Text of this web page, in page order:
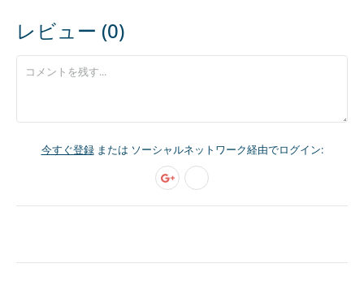
レビュー (0)
今すぐ登録または ソーシャルネットワーク経由でログイン: